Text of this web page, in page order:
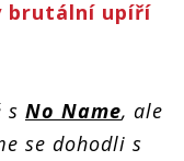
brutální upíří
s No Name, ale
se dohodli s